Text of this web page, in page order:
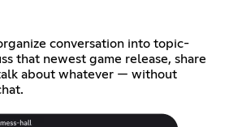
conversation into topic-
that newest game release, share
about whatever — without